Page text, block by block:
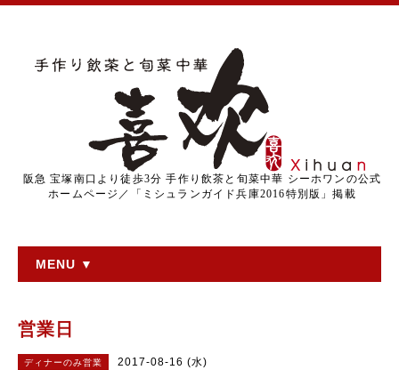
阪急 宝塚南口より徒歩3分 手作り飲茶と旬菜中華 シーホワンの公式
ホームページ／「ミシュランガイド兵庫2016特別版」掲載
MENU ▼
営業日
ディナーのみ営業 2017-08-16 (水)